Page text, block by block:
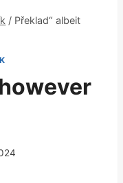
/ Překlad“ albeit